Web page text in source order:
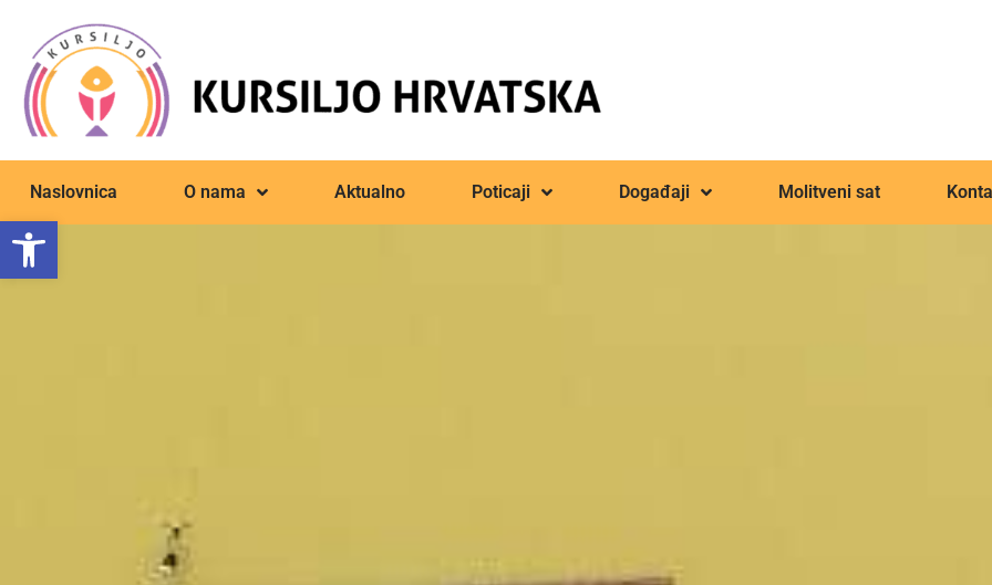
Open toolbar
Naslovnica O nama Aktualno Poticaji Događaji Molitveni sat